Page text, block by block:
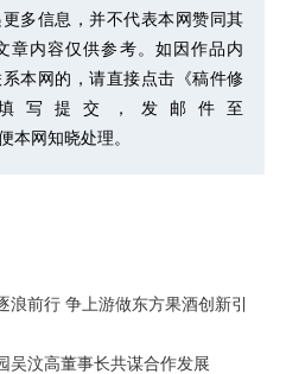
多信息，并不代表本网赞同其
章内容仅供参考。如因作品内
本网的，请直接点击 《稿件修
写提交，发邮件至
本网知晓处理。
前行 争上游做东方果酒创新引
吴汶高董事长共谋合作发展